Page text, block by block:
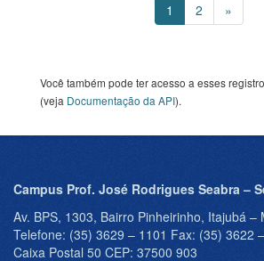
1 2 »
Você também pode ter acesso a esses
(veja Documentação da API).
Campus Prof. José Rodrigues Seabra –
Av. BPS, 1303, Bairro Pinheirinho, Itajubá –
Telefone: (35) 3629 – 1101 Fax: (35) 3622
Caixa Postal 50 CEP: 37500 903